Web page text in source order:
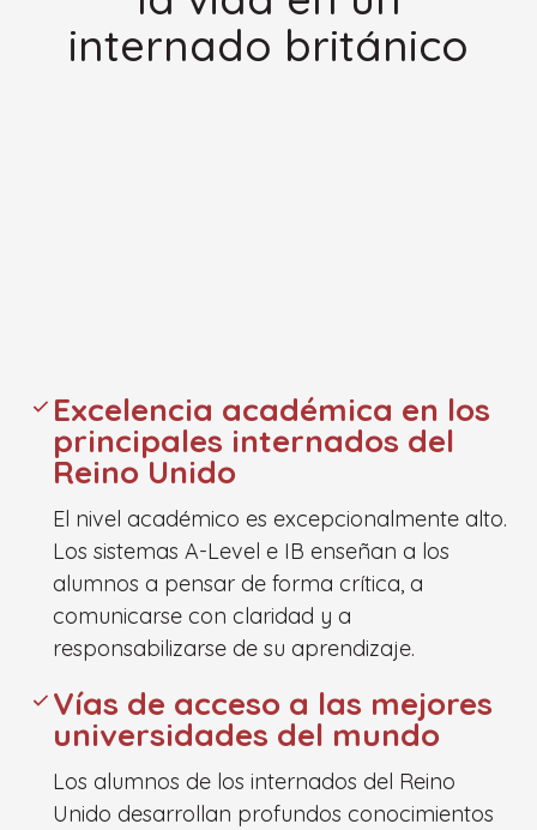
internado británico
Excelencia académica en los
principales internados del
Reino Unido
El nivel académico es excepcionalmente alto.
Los sistemas A-Level e IB enseñan a los
alumnos a pensar de forma crítica, a
comunicarse con claridad y a
responsabilizarse de su aprendizaje.
Vías de acceso a las mejores
universidades del mundo
Los alumnos de los internados del Reino
Unido desarrollan profundos conocimientos